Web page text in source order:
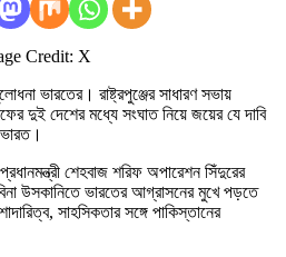
Credit: X
ভারতের। রাষ্ট্রপুঞ্জের সাধারণ সভায়
দুই দেশের মধ্যে সংঘাত নিয়ে জয়ের যে দাবি
শেহবাজ শরিফ অপারেশন সিঁদুরের
উসকানিতে ভারতের আগ্রাসনের মুখে পড়তে
সাহসিকতার সঙ্গে পাকিস্তানের